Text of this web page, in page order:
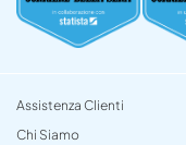
Assistenza Clienti
Chi Siamo